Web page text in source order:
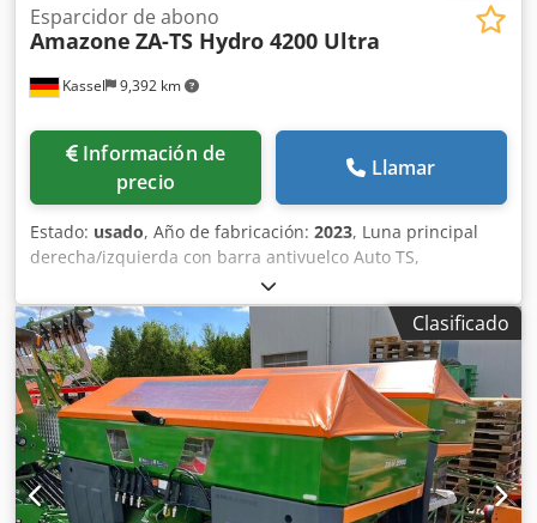
Kassel 9,392 km
Esparcidor de abono
Amazone ZA-TS Hydro 4200 Ultra
Información de
precio
Llamar
Estado: usado, Año de fabricación: 2023, Luna principal
derecha/izquierda con barra antivuelco Auto TS,
dispositivo parcial / abatible, montado de fábrica. Sensor
de inclinación para sistema de pesaje electrónico / ajuste
del sistema de guía. Componentes de instalación para
sistema de pesaje profesional para dispositivos base ZA
LED / iluminación trasera manual. Cedpet A Udgjfx Ag Asha
Clasificado